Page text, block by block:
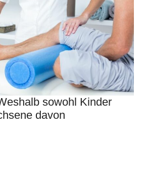
sowohl Kinder
davon